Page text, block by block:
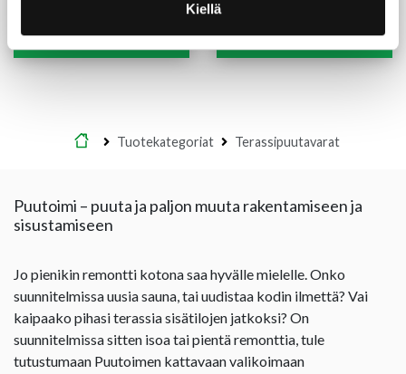
Kiellä
Lue lisää
7,30
Lue lisää
Etusivu
Tuotekategoriat Terassipuutavarat
Puutoimi – puuta ja paljon muuta rakentamiseen ja
sisustamiseen
Jo pienikin remontti kotona saa hyvälle mielelle. Onko
suunnitelmissa uusia sauna, tai uudistaa kodin ilmettä? Vai
kaipaako pihasi terassia sisätilojen jatkoksi? On
suunnitelmissa sitten isoa tai pientä remonttia, tule
tutustumaan Puutoimen kattavaan valikoimaan